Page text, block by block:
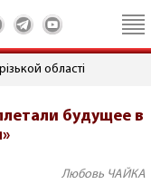
області
будущее в
Любовь ЧАЙКА